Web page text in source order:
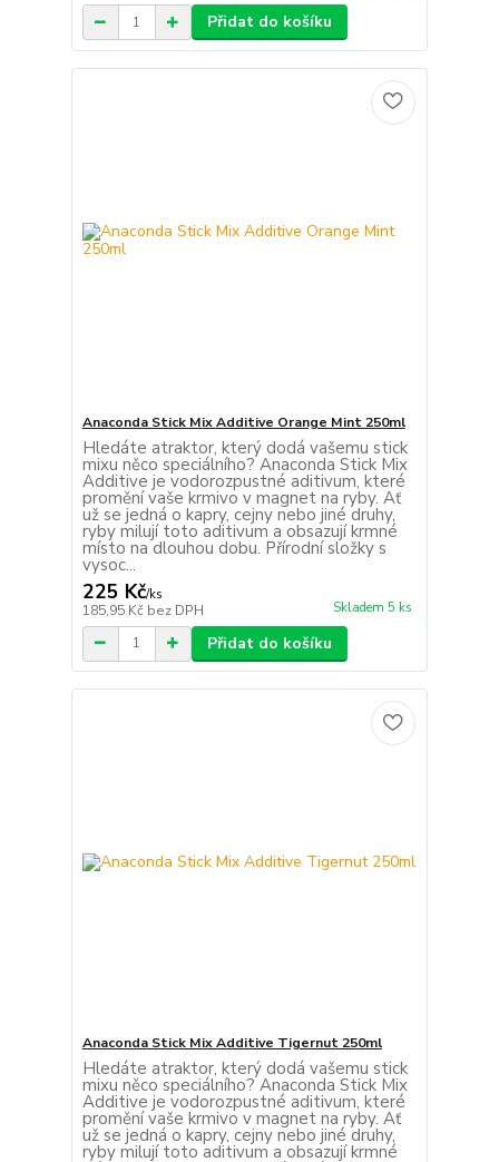
Přidat do košíku
Anaconda Stick Mix Additive Orange Mint 250ml
Hledáte atraktor, který dodá vašemu stick
mixu něco speciálního? Anaconda Stick Mix
Additive je vodorozpustné aditivum, které
promění vaše krmivo v magnet na ryby. Ať
už se jedná o kapry, cejny nebo jiné druhy,
ryby milují toto aditivum a obsazují krmné
místo na dlouhou dobu. Přírodní složky s
vysoc...
225 Kč/ks
185,95 Kč bez DPH Skladem 5 ks
Přidat do košíku
Anaconda Stick Mix Additive Tigernut 250ml
Hledáte atraktor, který dodá vašemu stick
mixu něco speciálního? Anaconda Stick Mix
Additive je vodorozpustné aditivum, které
promění vaše krmivo v magnet na ryby. Ať
už se jedná o kapry, cejny nebo jiné druhy,
ryby milují toto aditivum a obsazují krmné